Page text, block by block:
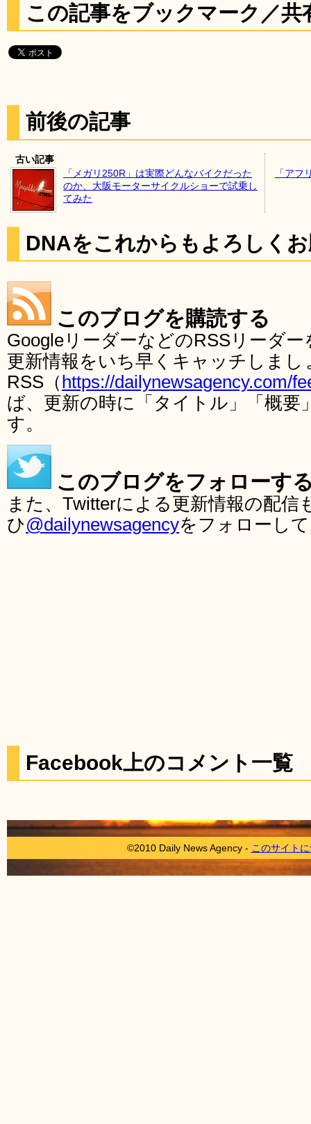
この記事をブックマーク／共
前後の記事
古い記事
「メガリ250R」は実際どんなバイクだった
のか、大阪モーターサイクルショーで試乗し
てみた
「アフ
DNAをこれからもよろしく
このブログを購読する
GoogleリーダーなどのRSSリーダ
更新情報をいち早くキャッチしま
RSS（ https://dailynewsagency.com/
ば、更新の時に「タイトル」「概要
す。
このブログをフォローす
また、Twitterによる更新情報の配
ひ@dailynewsagencyをフォローし
Facebook上のコメント一覧
©2010 Daily News Agency - このサイト